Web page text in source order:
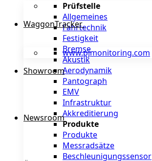
Prüfstelle
Allgemeines
Fahrtechnik
Festigkeit
Bremse
Akustik
Aerodynamik
Pantograph
EMV
Infrastruktur
Akkreditierung
Produkte
Produkte
Messradsätze
Beschleunigungssensor
WaggonTracker
www.pjmonitoring.com
Showroom
Newsroom